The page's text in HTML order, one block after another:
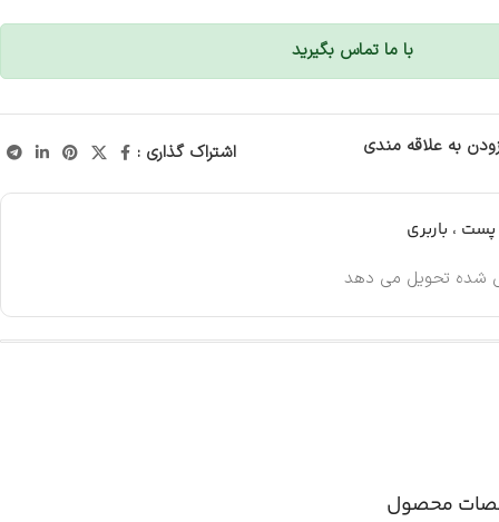
با ما تماس بگیرید
به علاقه مندی اشتراک گذاری :
، باربری
شده تحویل می دهد
محصول